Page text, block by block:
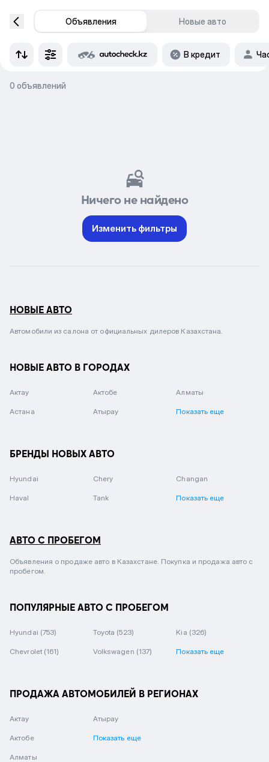
Объявления Новые авто
В кредит
0 объявлений
Ничего не найдено
Изменить фильтры
НОВЫЕ АВТО
Автомобили из салона от официальных дилеров Казахстана.
НОВЫЕ АВТО В ГОРОДАХ
Актау Актобе Алматы
Астана Атырау Показать еще
БРЕНДЫ НОВЫХ АВТО
Hyundai Chery Changan
Haval Tank Показать еще
АВТО С ПРОБЕГОМ
Объявления о продаже авто в Казахстане. Покупка и продажа авто с
пробегом.
ПОПУЛЯРНЫЕ АВТО С ПРОБЕГОМ
Hyundai (753) Toyota (523) Kia (326)
Chevrolet (161) Volkswagen (137) Показать еще
ПРОДАЖА АВТОМОБИЛЕЙ В РЕГИОНАХ
Актау
Актобе
Алматы
Атырау
Показать еще